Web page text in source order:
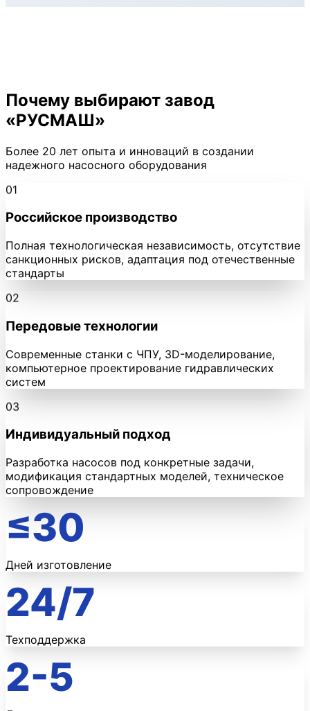
Почему выбирают завод
«РУСМАШ»
Более 20 лет опыта и инноваций в создании
надежного насосного оборудования
01
Российское производство
Полная технологическая независимость, отсутствие
санкционных рисков, адаптация под отечественные
стандарты
02
Передовые технологии
Современные станки с ЧПУ, 3D-моделирование,
компьютерное проектирование гидравлических
систем
03
Индивидуальный подход
Разработка насосов под конкретные задачи,
модификация стандартных моделей, техническое
сопровождение
≤30
Дней изготовление
24/7
Техподдержка
2-5